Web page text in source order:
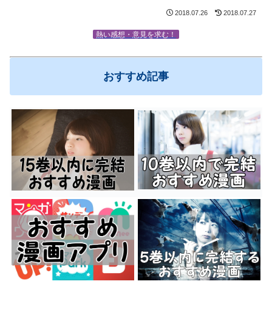
2018.07.26 2018.07.27
熱い感想・意見を求む！
おすすめ記事